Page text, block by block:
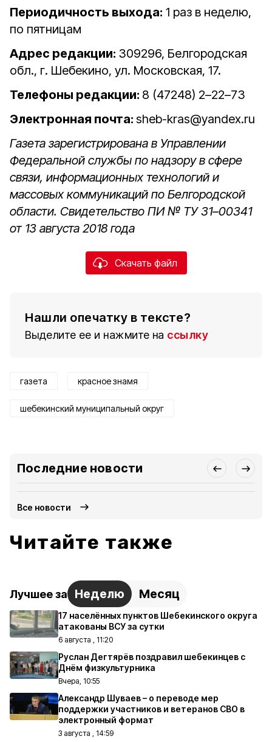
Периодичность выхода: 1 раз в неделю,
по пятницам
Адрес редакции: 309296, Белгородская
обл., г. Шебекино, ул. Московская, 17.
Телефоны редакции: 8 (47248) 2–22–73
Электронная почта: sheb-kras@yandex.ru
Газета зарегистрирована в Управлении
Федеральной службы по надзору в сфере
связи, информационных технологий и
массовых коммуникаций по Белгородской
области. Свидетельство ПИ № ТУ 31–00341
от 13 августа 2018 года
Скачать файл
Нашли опечатку в тексте?
Выделите ее и нажмите на ссылку
газета красное знамя
шебекинский муниципальный округ
Последние новости
Все новости
Читайте также
Лучшее за Неделю Месяц
17 населённых пунктов Шебекинского округа
атакованы ВСУ за сутки
6 августа , 11:20
Руслан Дегтярёв поздравил шебекинцев с
Днём физкультурника
Вчера, 10:55
Александр Шуваев – о переводе мер
поддержки участников и ветеранов СВО в
электронный формат
3 августа , 14:59